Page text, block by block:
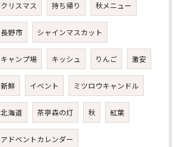
クリスマス 持ち帰り 秋メニュー
長野市 シャインマスカット
キャンプ場 キッシュ りんご 激安
新鮮 イベント ミツロウキャンドル
北海道 茶亭森の灯 秋 紅葉
アドベントカレンダー